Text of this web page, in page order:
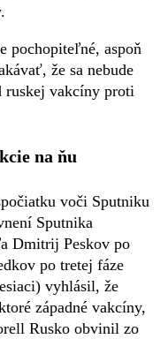
pochopiteľné, aspoň
že sa nebude
vakcíny proti
na ňu
voči Sputniku
Sputnika
Dmitrij Peskov po
po tretej fáze
vyhlásil, že
západné vakcíny,
Rusko obvinil zo